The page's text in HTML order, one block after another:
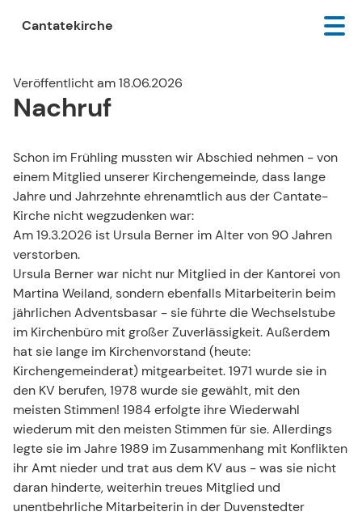
Cantatekirche
Veröffentlicht am 18.06.2026
Nachruf
Schon im Frühling mussten wir Abschied nehmen - von
einem Mitglied unserer Kirchengemeinde, dass lange
Jahre und Jahrzehnte ehrenamtlich aus der Cantate-
Kirche nicht wegzudenken war:
Am 19.3.2026 ist Ursula Berner im Alter von 90 Jahren
verstorben.
Ursula Berner war nicht nur Mitglied in der Kantorei von
Martina Weiland, sondern ebenfalls Mitarbeiterin beim
jährlichen Adventsbasar - sie führte die Wechselstube
im Kirchenbüro mit großer Zuverlässigkeit. Außerdem
hat sie lange im Kirchenvorstand (heute:
Kirchengemeinderat) mitgearbeitet. 1971 wurde sie in
den KV berufen, 1978 wurde sie gewählt, mit den
meisten Stimmen! 1984 erfolgte ihre Wiederwahl
wiederum mit den meisten Stimmen für sie. Allerdings
legte sie im Jahre 1989 im Zusammenhang mit Konflikten
ihr Amt nieder und trat aus dem KV aus - was sie nicht
daran hinderte, weiterhin treues Mitglied und
unentbehrliche Mitarbeiterin in der Duvenstedter